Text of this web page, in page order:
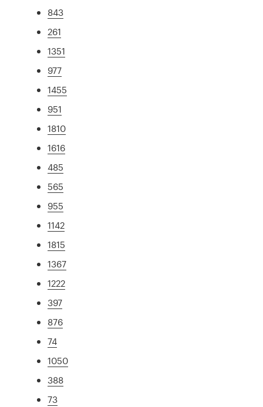
843
261
1351
977
1455
951
1810
1616
485
565
955
1142
1815
1367
1222
397
876
74
1050
388
73